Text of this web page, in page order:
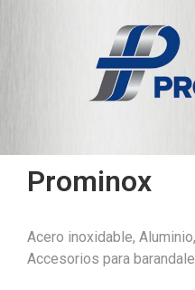
Prominox
Acero inoxidable,
Accesorios para